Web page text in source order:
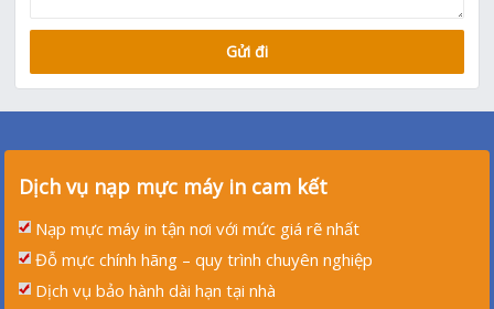
Dịch vụ nạp mực máy in cam kết
Nạp mực máy in tận nơi với mức giá rẽ nhất
Đỗ mực chính hãng – quy trình chuyên nghiệp
Dịch vụ bảo hành dài hạn tại nhà